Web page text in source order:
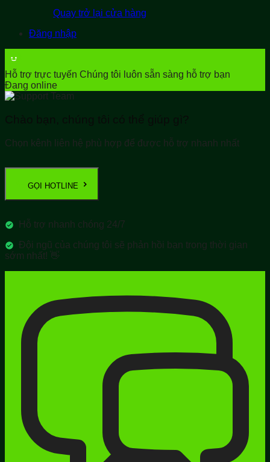
Quay trở lại cửa hàng
Đăng nhập
Hỗ trợ trực tuyến Chúng tôi luôn sẵn sàng hỗ trợ bạn
Đang online
Chào bạn, chúng tôi có thể giúp gì?
Chọn kênh liên hệ phù hợp để được hỗ trợ nhanh nhất
GỌI HOTLINE
Hỗ trợ nhanh chóng 24/7
Đội ngũ của chúng tôi sẽ phản hồi bạn trong thời gian
sớm nhất! 👋